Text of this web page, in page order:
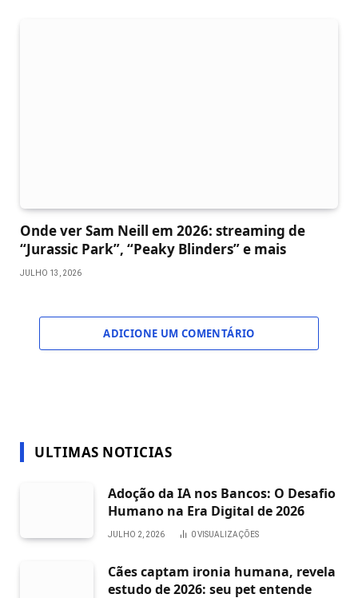
Onde ver Sam Neill em 2026: streaming de
“Jurassic Park”, “Peaky Blinders” e mais
JULHO 13, 2026
ADICIONE UM COMENTÁRIO
ULTIMAS NOTICIAS
Adoção da IA nos Bancos: O Desafio
Humano na Era Digital de 2026
JULHO 2, 2026 0VISUALIZAÇÕES
Cães captam ironia humana, revela
estudo de 2026: seu pet entende